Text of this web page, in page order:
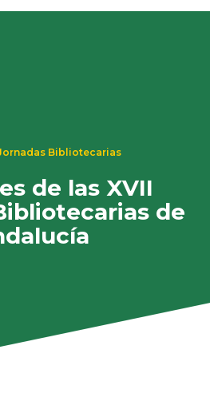
Bibliotecarias
de las XVII
de